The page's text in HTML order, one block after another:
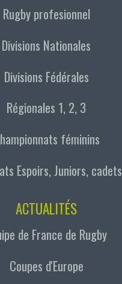
Rugby profesionnel
Divisions Nationales
Divisions Fédérales
Régionales 1, 2, 3
féminins
Espoirs, Juniors, cadets
ACTUALITÉS
de France de Rugby
Coupes d'Europe